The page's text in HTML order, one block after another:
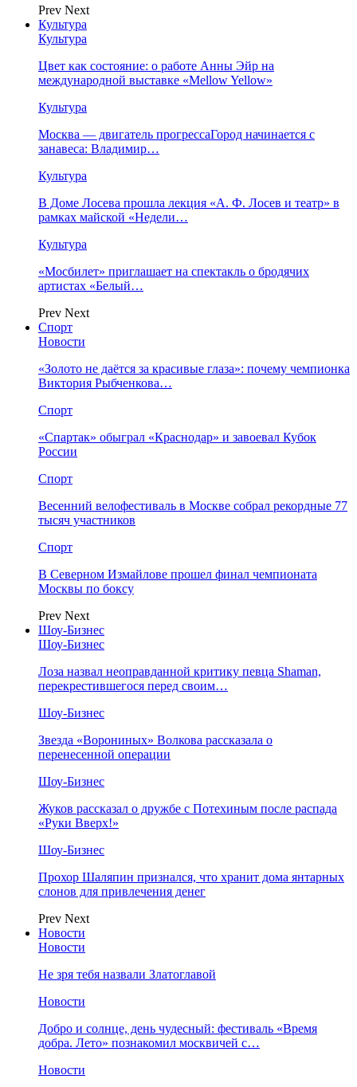
Prev Next
Культура
Культура
Цвет как состояние: о работе Анны Эйр на
международной выставке «Mellow Yellow»
Культура
Москва — двигатель прогрессаГород начинается с
занавеса: Владимир…
Культура
В Доме Лосева прошла лекция «А. Ф. Лосев и театр» в
рамках майской «Недели…
Культура
«Мосбилет» приглашает на спектакль о бродячих
артистах «Белый…
Prev Next
Спорт
Новости
«Золото не даётся за красивые глаза»: почему чемпионка
Виктория Рыбченкова…
Спорт
«Спартак» обыграл «Краснодар» и завоевал Кубок
России
Спорт
Весенний велофестиваль в Москве собрал рекордные 77
тысяч участников
Спорт
В Северном Измайлове прошел финал чемпионата
Москвы по боксу
Prev Next
Шоу-Бизнес
Шоу-Бизнес
Лоза назвал неоправданной критику певца Shaman,
перекрестившегося перед своим…
Шоу-Бизнес
Звезда «Ворониных» Волкова рассказала о
перенесенной операции
Шоу-Бизнес
Жуков рассказал о дружбе с Потехиным после распада
«Руки Вверх!»
Шоу-Бизнес
Прохор Шаляпин признался, что хранит дома янтарных
слонов для привлечения денег
Prev Next
Новости
Новости
Не зря тебя назвали Златоглавой
Новости
Добро и солнце, день чудесный: фестиваль «Время
добра. Лето» познакомил москвичей с…
Новости